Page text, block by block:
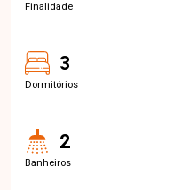
Finalidade
3
Dormitórios
2
Banheiros